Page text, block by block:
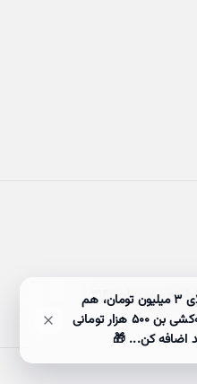
سوم، واحد ۳۱۴
🎉 حراج ۵۰٪ آخر هفته! با خرید بالای 3 میلیون تومان، هم
ارسالت رایگان میشه، هم وارد قرعه‌کشی بن ۵۰۰ هزار تومانی
اضافه کن... 🎁